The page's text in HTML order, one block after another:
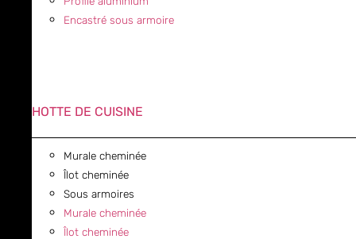
Encastré sous armoire
HOTTE DE CUISINE
Murale cheminée
Îlot cheminée
Sous armoires
Murale cheminée
Îlot cheminée